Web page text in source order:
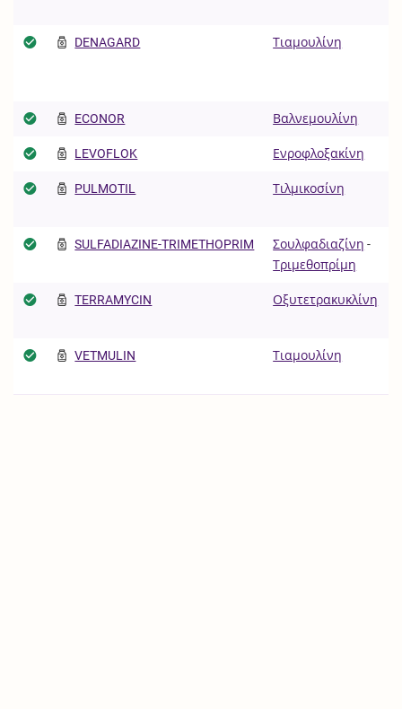
DENAGARD Τιαμουλίνη
ECONOR Βαλνεμουλίνη
LEVOFLOK Ενροφλοξακίνη
PULMOTIL Τιλμικοσίνη
SULFADIAZINE-TRIMETHOPRIM Σουλφαδιαζίνη -
Τριμεθοπρίμη
TERRAMYCIN Οξυτετρακυκλίνη
VETMULIN Τιαμουλίνη